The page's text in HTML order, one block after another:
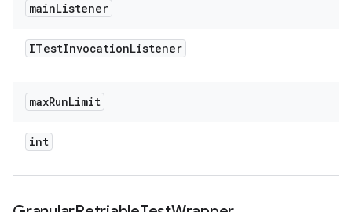
mainListener
ITestInvocationListener
maxRunLimit
int